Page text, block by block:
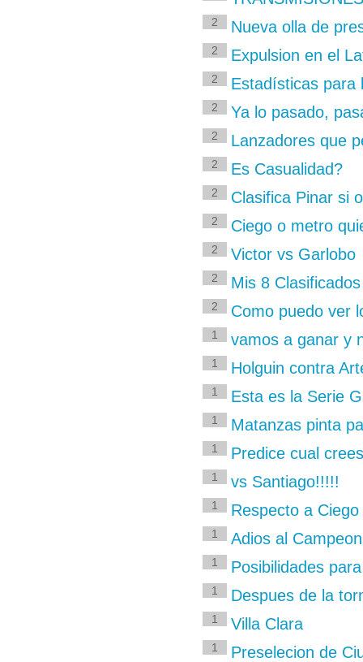
2 Nueva olla de
2 Expulsion en el
2 Estadísticas para
2 Ya lo pasado,
2 Lanzadores que
2 Es Casualidad?
2 Clasifica Pinar si
2 Ciego o metro
2 Victor vs Garlobo
2 Mis 8 Clasificados
2 Como puedo ver
1 vamos a ganar y
1 Holguin contra
1 Esta es la Serie
1 Matanzas pinta
1 Predice cual
1 vs Santiago!!!!!
1 Respecto a
1 Adios al Campeon
1 Posibilidades
1 Despues de la
1 Villa Clara
1 Preselecion de